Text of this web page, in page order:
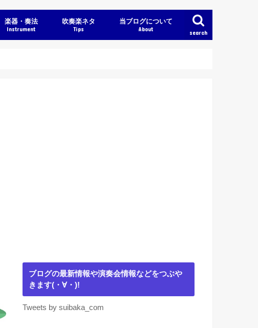
search
楽器・奏法
Instrument
吹奏楽ネタ
Tips
当ブログについて
About
ブログの最新情報や演奏会情報などをつぶや
きます(・∀・)!
Tweets by suibaka_com